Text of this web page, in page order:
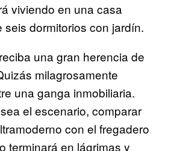
viviendo en una casa
seis dormitorios con jardín.
una gran herencia de
milagrosamente
una ganga inmobiliaria.
el escenario, comparar
con el fregadero
terminará en lágrimas y